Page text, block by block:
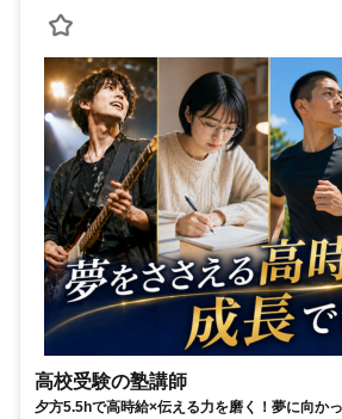
高校受験の塾講師
夕方5.5hで高時給×伝える力を磨く！夢に向か